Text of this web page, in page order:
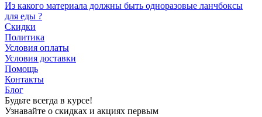
Из какого материала должны быть одноразовые ланчбоксы
для еды ?
Скидки
Политика
Условия оплаты
Условия доставки
Помощь
Контакты
Блог
Будьте всегда в курсе!
Узнавайте о скидках и акциях первым